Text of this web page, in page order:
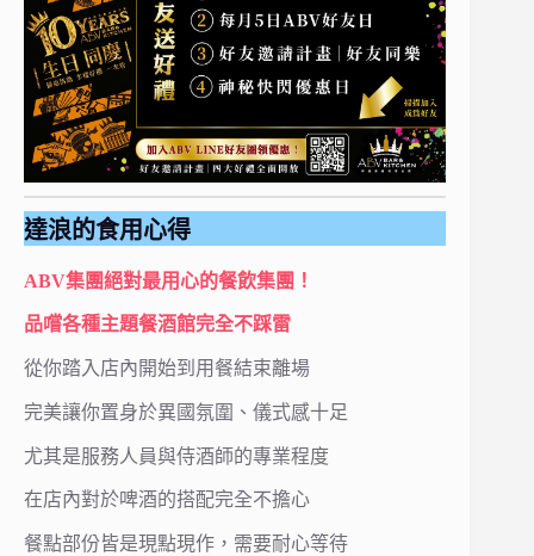
達浪的食用心得
ABV集團絕對最用心的餐飲集團！
品嚐各種主題餐酒館完全不踩雷
從你踏入店內開始到用餐結束離場
完美讓你置身於異國氛圍、儀式感十足
尤其是服務人員與侍酒師的專業程度
在店內對於啤酒的搭配完全不擔心
餐點部份皆是現點現作，需要耐心等待